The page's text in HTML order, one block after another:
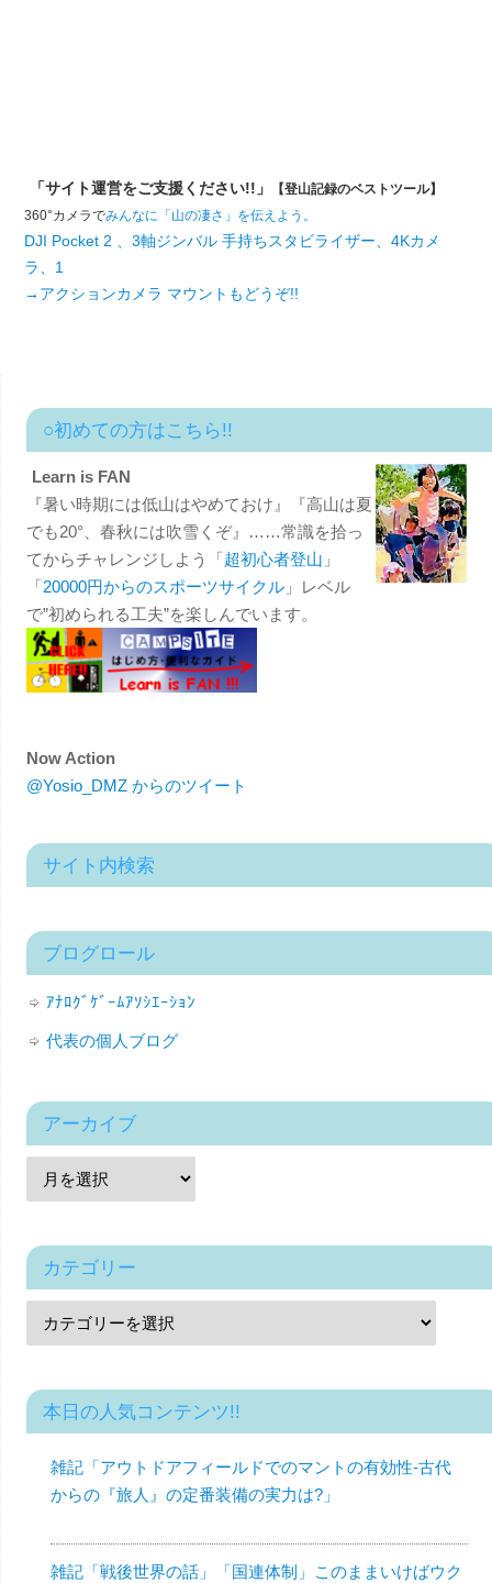
「サイト運営をご支援ください!!」
【登山記録のベストツール】
360°カメラでみんなに「山の凄さ」を伝えよう。
DJI Pocket 2 、3軸ジンバル 手持ちスタビライザー、4Kカメ
ラ、1
→アクションカメラ マウントもどうぞ!!
○初めての方はこちら!!
Learn is FAN
『暑い時期には低山はやめておけ』『高山は夏
でも20°、春秋には吹雪くぞ』……常識を拾っ
てからチャレンジしよう「超初心者登山 」
「20000円からのスポーツサイクル」レベル
で”初められる工夫”を楽しんでいます。
Now Action
@Yosio_DMZ からのツイート
サイト内検索
ブログロール
ｱﾅﾛｸﾞｹﾞｰﾑｱｿｼｴｰｼｮﾝ
代表の個人ブログ
アーカイブ
カテゴリー
本日の人気コンテンツ!!
雑記「アウトドアフィールドでのマントの有効性-古代
からの『旅人』の定番装備の実力は?」
雑記「戦後世界の話」「国連体制」このままいけばウク